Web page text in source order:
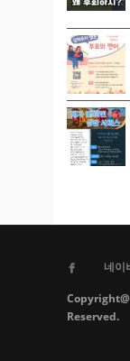
네이
Reserved.